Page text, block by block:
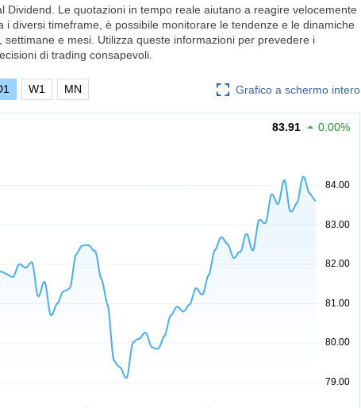
Dividend. Le quotazioni in tempo reale aiutano a reagire velocemente
i diversi timeframe, è possibile monitorare le tendenze e le dinamiche
e mesi. Utilizza queste informazioni per prevedere i
di trading consapevoli.
Grafico a schermo intero
W1 MN
83.91 0.00%